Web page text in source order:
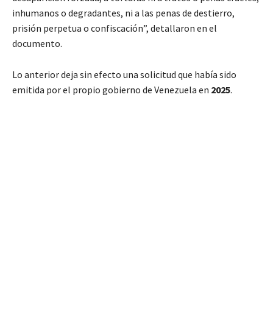
inhumanos o degradantes, ni a las penas de destierro,
prisión perpetua o confiscación”, detallaron en el
documento.
Lo anterior deja sin efecto una solicitud que había sido
emitida por el propio gobierno de Venezuela en 2025.